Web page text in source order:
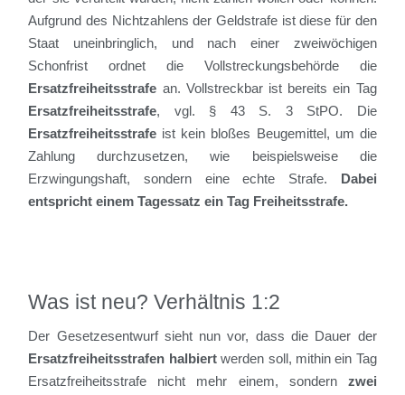
Aufgrund des Nichtzahlens der Geldstrafe ist diese für den
Staat uneinbringlich, und nach einer zweiwöchigen
Schonfrist ordnet die Vollstreckungsbehörde die
Ersatzfreiheitsstrafe an. Vollstreckbar ist bereits ein Tag
Ersatzfreiheitsstrafe, vgl. § 43 S. 3 StPO. Die
Ersatzfreiheitsstrafe ist kein bloßes Beugemittel, um die
Zahlung durchzusetzen, wie beispielsweise die
Erzwingungshaft, sondern eine echte Strafe. Dabei
entspricht einem Tagessatz ein Tag Freiheitsstrafe.
Was ist neu? Verhältnis 1:2
Der Gesetzesentwurf sieht nun vor, dass die Dauer der
Ersatzfreiheitsstrafen halbiertwerden soll, mithin ein Tag
Ersatzfreiheitsstrafe nicht mehr einem, sondern zwei